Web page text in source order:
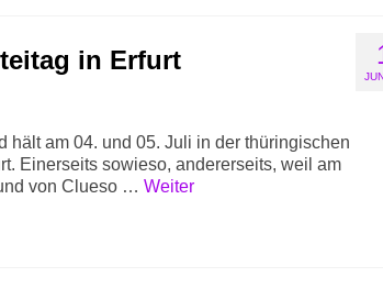
in Erfurt
hält am 04. und 05. Juli in der thüringischen
Einerseits sowieso, andererseits, weil am
von Clueso … Weiter